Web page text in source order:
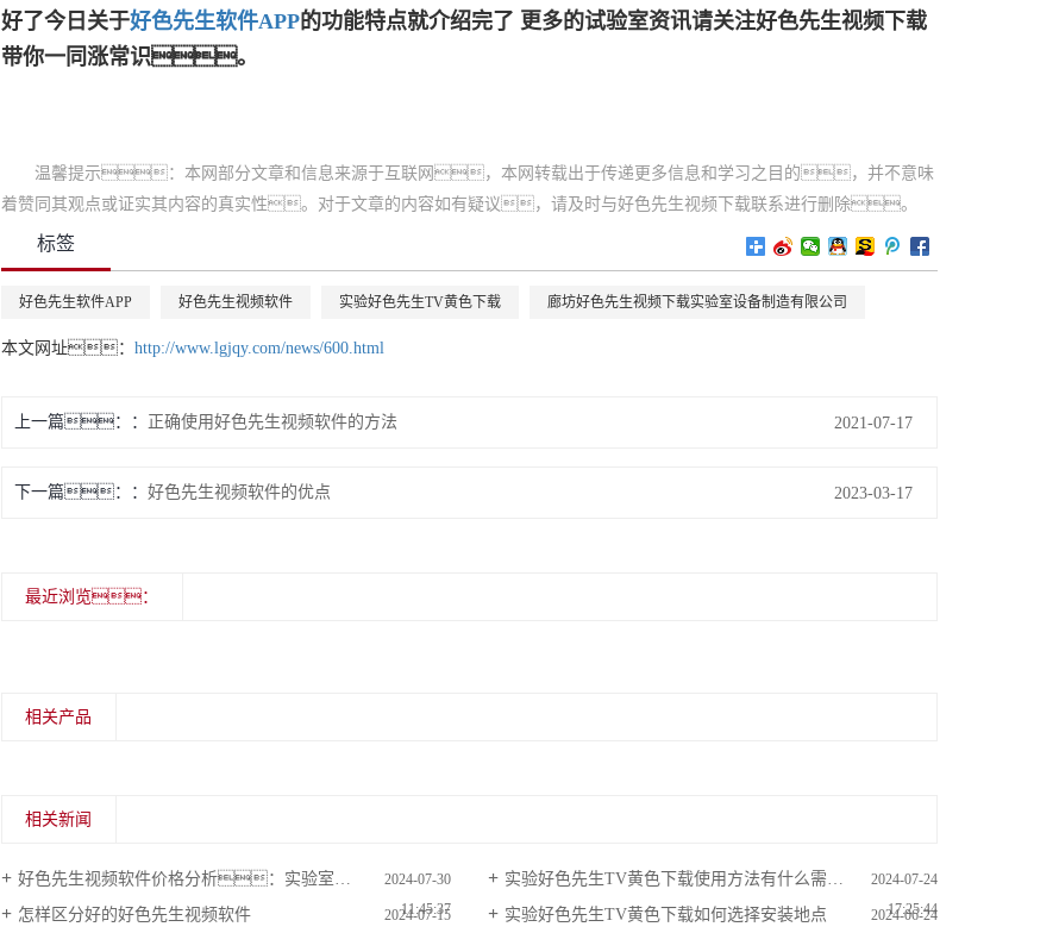
好了今日关于好色先生软件APP的功能特点就介绍完了 更多的试验室资讯请关注好色先生视频下载
带你一同涨常识。
温馨提示：本网部分文章和信息来源于互联网，本网转载出于传递更多信息和学习之目的，并不意味
着赞同其观点或证实其内容的真实性。对于文章的内容如有疑议，请及时与好色先生视频下载联系进行删除。
标签
好色先生软件APP 好色先生视频软件 实验好色先生TV黄色下载 廊坊好色先生视频下载实验室设备制造有限公司
本文网址： http://www.lgjqy.com/news/600.html
上一篇： 正确使用好色先生视频软件的方法 2021-07-17
下一篇： 好色先生视频软件的优点 2023-03-17
最近浏览：
相关产品
相关新闻
好色先生视频软件价格分析：实验室装修预算如何合理规划
2024-07-30
11:45:37
实验好色先生TV黄色下载使用方法有什么需要注意的
2024-07-24
17:25:44
怎样区分好的好色先生视频软件
2024-07-15
实验好色先生TV黄色下载如何选择安装地点
2024-06-24